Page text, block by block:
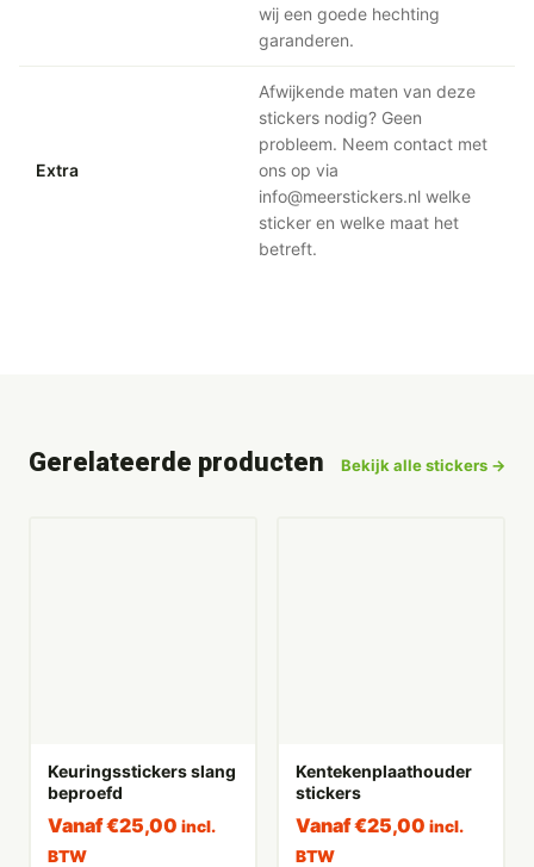
wij een goede hechting
garanderen.
Extra
Afwijkende maten van deze
stickers nodig? Geen
probleem. Neem contact met
ons op via
info@meerstickers.nl welke
sticker en welke maat het
betreft.
Gerelateerde producten Bekijk alle stickers →
Keuringsstickers slang
beproefd
Vanaf€25,00 incl.
BTW
Kentekenplaathouder
stickers
Vanaf€25,00 incl.
BTW